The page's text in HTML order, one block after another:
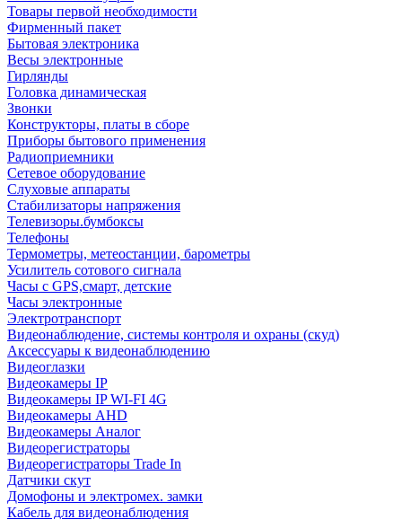
Товары первой необходимости
Фирменный пакет
Бытовая электроника
Весы электронные
Гирлянды
Головка динамическая
Звонки
Конструкторы, платы в сборе
Приборы бытового применения
Радиоприемники
Сетевое оборудование
Слуховые аппараты
Стабилизаторы напряжения
Телевизоры.бумбоксы
Телефоны
Термометры, метеостанции, барометры
Усилитель сотового сигнала
Часы с GPS,смарт, детские
Часы электронные
Электротранспорт
Видеонаблюдение, системы контроля и охраны (скуд)
Аксессуары к видеонаблюдению
Видеоглазки
Видеокамеры IP
Видеокамеры IP WI-FI 4G
Видеокамеры AHD
Видеокамеры Аналог
Видеорегистраторы
Видеорегистраторы Trade In
Датчики скут
Домофоны и электромех. замки
Кабель для видеонаблюдения